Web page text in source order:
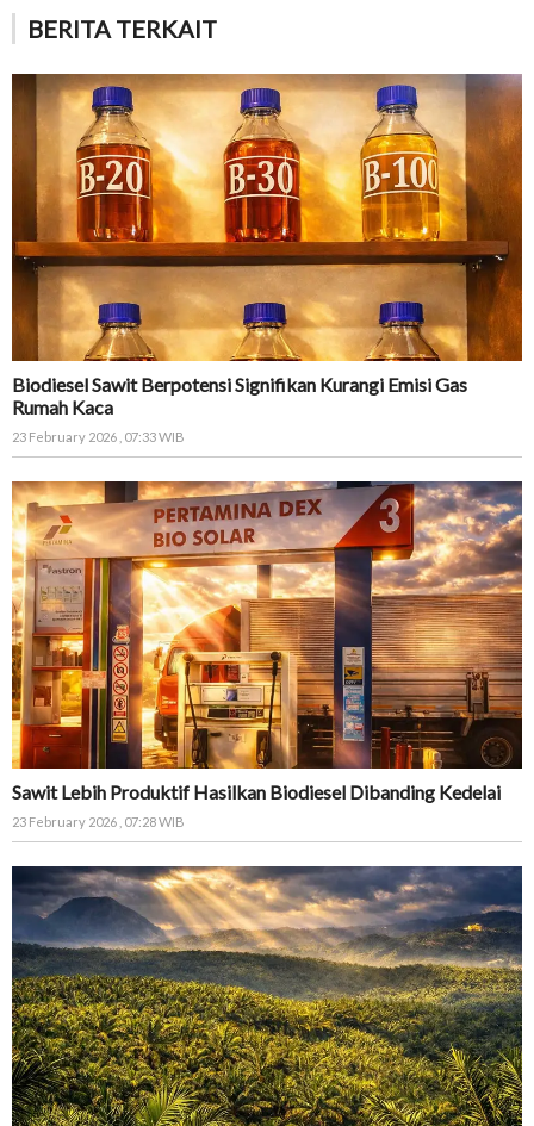
BERITA TERKAIT
Biodiesel Sawit Berpotensi Signifikan Kurangi Emisi Gas
Rumah Kaca
23 February 2026 , 07:33 WIB
Sawit Lebih Produktif Hasilkan Biodiesel Dibanding Kedelai
23 February 2026 , 07:28 WIB